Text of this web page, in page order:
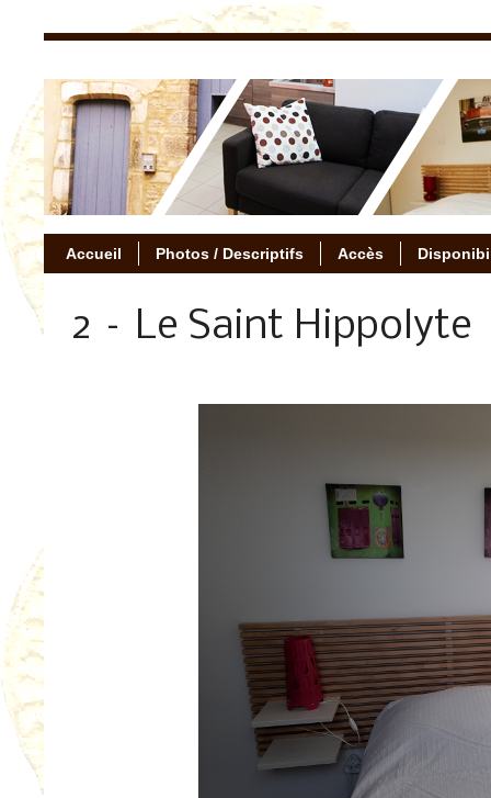
Accueil Photos / Descriptifs Accès
2 – Le Saint Hippolyte